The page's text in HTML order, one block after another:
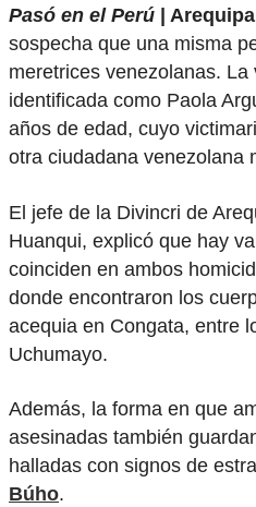
Pasó en el Perú |
sospecha que una misma
meretrices venezolanas.
identificada como Paola
años de edad, cuyo
otra ciudadana venezolana
El jefe de la Divincri de
Huanqui, explicó que hay
coinciden en ambos
donde encontraron los
acequia en Congata, entre
Uchumayo.
Además, la forma en que
asesinadas también
halladas con signos de
Búho.